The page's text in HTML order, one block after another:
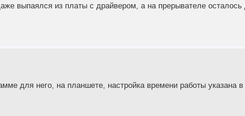
выпаялся из платы с драйвером, а на прерывателе осталось
для него, на планшете, настройка времени работы указана в